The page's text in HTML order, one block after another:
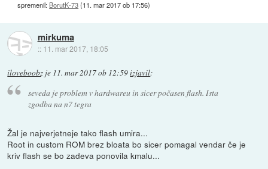
spremenil: BorutK-73(11. mar 2017 ob 17:56)
mirkuma
:: 11. mar 2017, 18:05
iloveboobz je 11. mar 2017 ob 12:59izjavil:
seveda je problem v hardwareu in sicer počasen flash. Ista
zgodba na n7 tegra
Žal je najverjetneje tako flash umira...
Root in custom ROM brez bloata bo sicer pomagal vendar če je
kriv flash se bo zadeva ponovila kmalu...